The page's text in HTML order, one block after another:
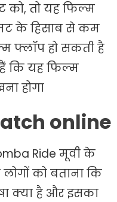
तो यह फिल्म
के हिसाब से कम
फ्लॉप हो सकती है
कि यह फिल्म
होगा
online
Ride मूवी के
को बताना कि
क्या है और इसका